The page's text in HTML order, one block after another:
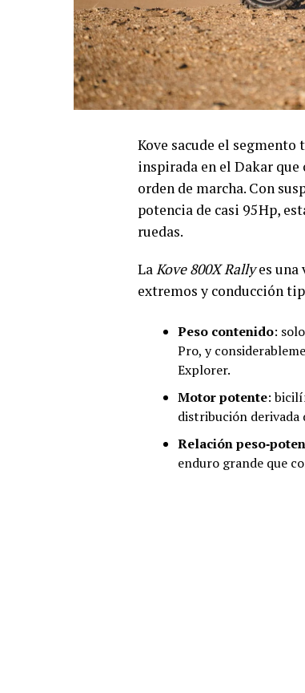
Kove sacude el segmento
inspirada en el Dakar
orden de marcha. Con
potencia de casi 95 Hp,
ruedas.
LaKove 800X Rallyes una
extremos y conducción
Peso contenido: solo
Pro, y
Explorer.
Motor potente:
distribución derivada
Relación
enduro grande que